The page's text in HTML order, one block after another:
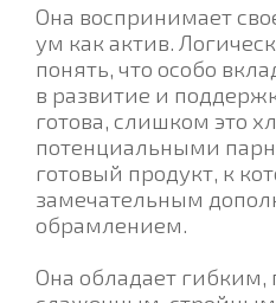
Она воспринимает
ум как актив.
понять, что особо
в развитие и
готова, слишком это
потенциальными
готовый продукт, к
замечательным
обрамлением.
Она обладает